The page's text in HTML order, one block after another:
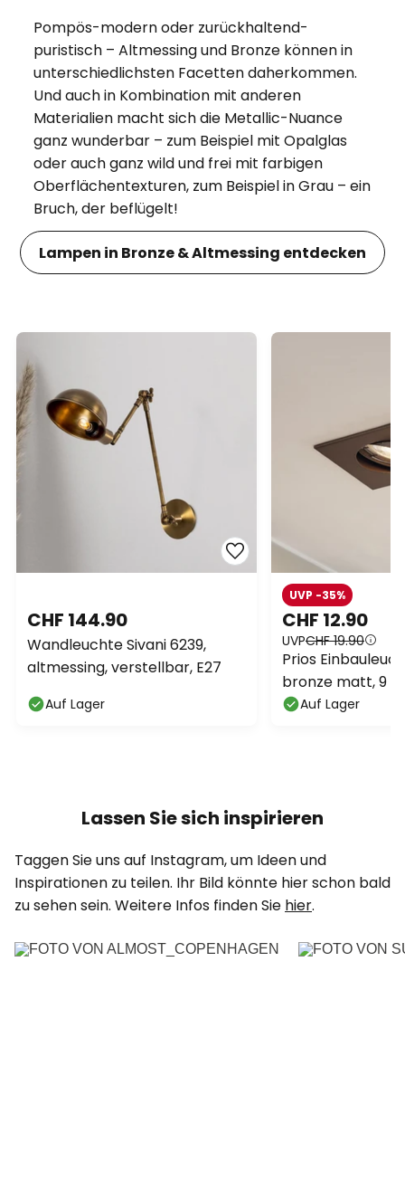
Pompös-modern oder zurückhaltend-
puristisch – Altmessing und Bronze können in
unterschiedlichsten Facetten daherkommen.
Und auch in Kombination mit anderen
Materialien macht sich die Metallic-Nuance
ganz wunderbar – zum Beispiel mit Opalglas
oder auch ganz wild und frei mit farbigen
Oberflächentexturen, zum Beispiel in Grau – ein
Bruch, der beflügelt!
Lampen in Bronze & Altmessing entdecken
CHF 144.90
Wandleuchte Sivani 6239,
altmessing, verstellbar, E27
Auf Lager
CHF 12.90
UVPCHF 19.90
UVP -35%
Prios
bronze matt, 9
Auf Lager
Lassen Sie sich inspirieren
Taggen Sie uns auf Instagram, um Ideen und
Inspirationen zu teilen. Ihr Bild könnte hier schon bald
zu sehen sein. Wei­tere In­fos fin­den Sie hier.